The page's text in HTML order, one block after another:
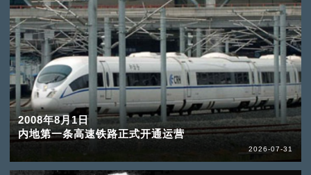
2008年8月1日
内地第一条高速铁路正式开通运营
2026-07-31